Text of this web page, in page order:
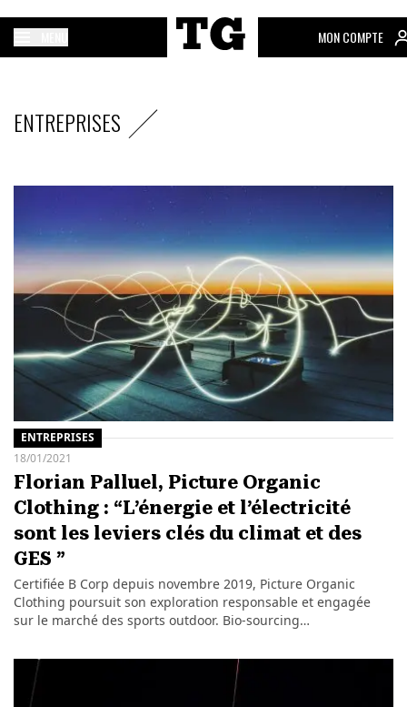
MON COMPTE
ENTREPRISES
ENTREPRISES
18/01/2021
Florian Palluel, Picture Organic
Clothing : “L’énergie et l’électricité
sont les leviers clés du climat et des
GES ”
Certifiée B Corp depuis novembre 2019, Picture Organic
Clothing poursuit son exploration responsable et engagée
sur le marché des sports outdoor. Bio-sourcing…